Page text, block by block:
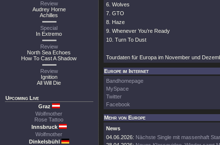
Review
Audrey Horne
Achilles
Special
In Extremo
Review
North Sea Echoes
How To Cast A Shadow
Review
Ignition
All Will Die
Upcoming Live
Graz
Wolfmother
Rose Tattoo
Innsbruck
Wolfmother
Dinkelsbühl
6. Wolves
7. GTO
8. Haze
9. Whenever You’re Ready
10. Turn To Dust
Tourdaten für Europa im November und
Europe im Internet
Bandhomepage
MySpace
Twitter
Facebook
Mehr von Europe
News
04.06.2026: Nächste Single mit massenhaft